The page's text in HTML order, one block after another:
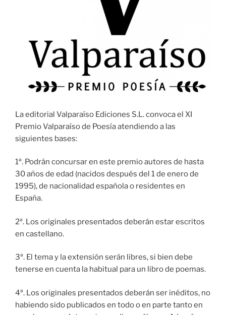
La editorial Valparaíso Ediciones S.L. convoca el XI
Premio Valparaíso de Poesía atendiendo a las
siguientes bases:
1ª. Podrán concursar en este premio autores de hasta
30 años de edad (nacidos después del 1 de enero de
1995), de nacionalidad española o residentes en
España.
2ª. Los originales presentados deberán estar escritos
en castellano.
3ª. El tema y la extensión serán libres, si bien debe
tenerse en cuenta la habitual para un libro de poemas.
4ª. Los originales presentados deberán ser inéditos, no
habiendo sido publicados en todo o en parte tanto en